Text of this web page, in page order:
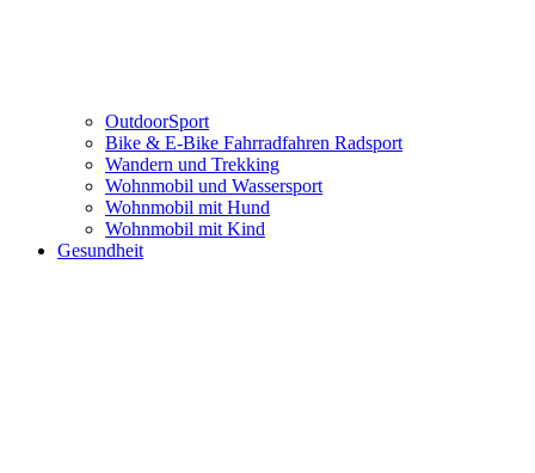
OutdoorSport
Bike & E-Bike Fahrradfahren Radsport
Wandern und Trekking
Wohnmobil und Wassersport
Wohnmobil mit Hund
Wohnmobil mit Kind
Gesundheit